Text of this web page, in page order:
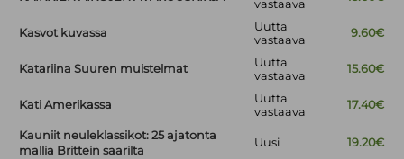
vastaava
Kasvot kuvassa
Uutta
vastaava
9.60€
Katariina Suuren muistelmat
Uutta
vastaava
15.60€
Kati Amerikassa
Uutta
vastaava
17.40€
Kauniit neuleklassikot: 25 ajatonta
mallia Brittein saarilta
Uusi 19.20€